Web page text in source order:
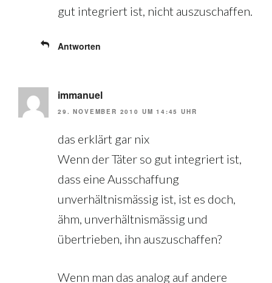
gut integriert ist, nicht auszuschaffen.
Antworten
immanuel
29. NOVEMBER 2010 UM 14:45 UHR
das erklärt gar nix
Wenn der Täter so gut integriert ist,
dass eine Ausschaffung
unverhältnismässig ist, ist es doch,
ähm, unverhältnismässig und
übertrieben, ihn auszuschaffen?
Wenn man das analog auf andere